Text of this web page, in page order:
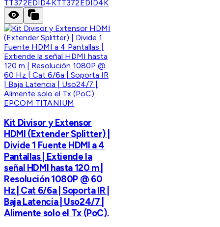
TT372EDID4KTT372EDID4K
EPCOM TITANIUM
Kit Divisor y Extensor
HDMI (Extender Splitter) |
Divide 1 Fuente HDMI a 4
Pantallas | Extiende la
señal HDMI hasta 120 m |
Resolución 1080P @ 60
Hz | Cat 6/6a | Soporta IR |
Baja Latencia | Uso24/7 |
Alimente solo el Tx (PoC).